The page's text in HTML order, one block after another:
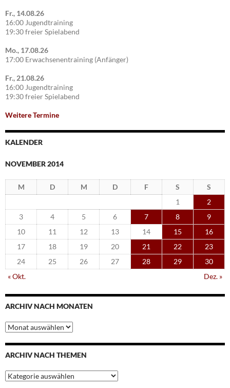
Fr., 14.08.26
16:00 Jugendtraining
19:30 freier Spielabend
Mo., 17.08.26
17:00 Erwachsenentraining (Anfänger)
Fr., 21.08.26
16:00 Jugendtraining
19:30 freier Spielabend
Weitere Termine
KALENDER
NOVEMBER 2014
M D M D F S
S
1
2
3
4 5 6 7 8
9
10
11 12 13 14 15
16
17
18 19 20 21 22
23
24
25 26 27 28 29
30
« Okt.
Dez. »
ARCHIV NACH MONATEN
Archiv
nach
Monaten
ARCHIV NACH THEMEN
Archiv
nach